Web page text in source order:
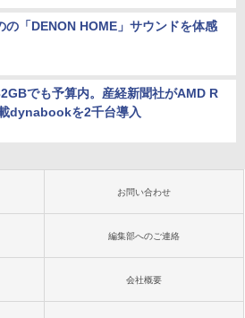
の「DENON HOME」サウンドを体感
でも予算内。産経新聞社がAMD R
dynabookを2千台導入
お問い合わせ
編集部へのご連絡
会社概要